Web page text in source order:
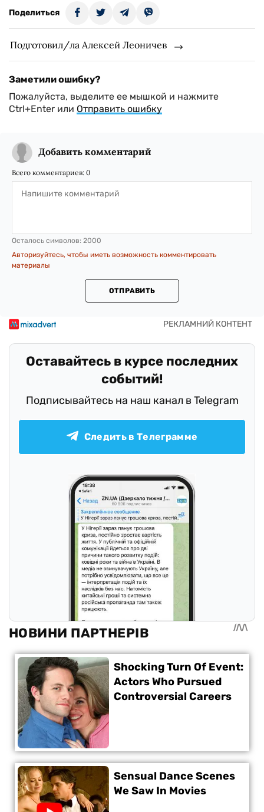
Поделиться
Подготовил/ла Алексей Леоничев
Заметили ошибку?
Пожалуйста, выделите ее мышкой и нажмите
Ctrl+Enter или Отправить ошибку
Добавить комментарий
Всего комментариев: 0
Осталось символов: 2000
Авторизуйтесь, чтобы иметь возможность комментировать
материалы
ОТПРАВИТЬ
Оставайтесь в курсе последних
событий!
Подписывайтесь на наш канал в Telegram
Следить в Телеграмме